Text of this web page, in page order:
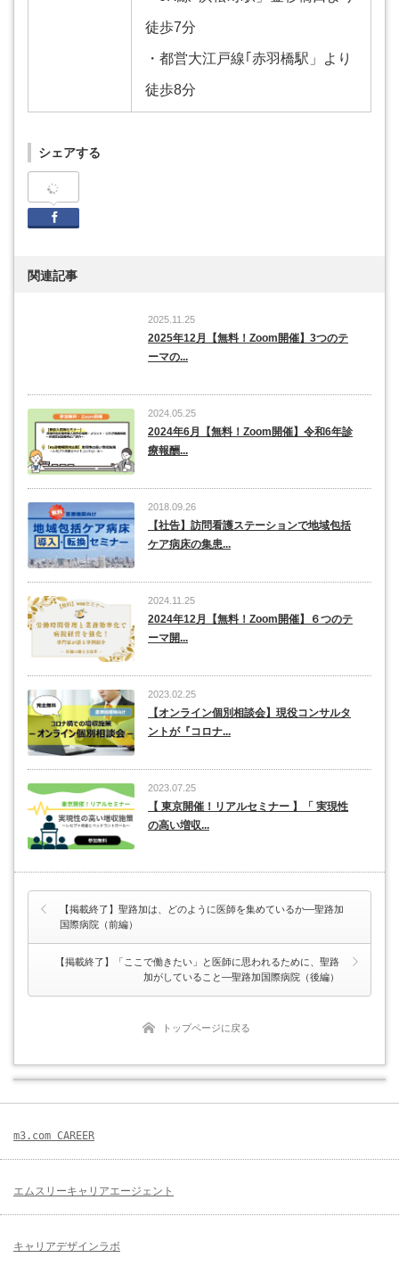
徒歩7分
・都営大江戸線｢赤羽橋駅」より
徒歩8分
シェアする
関連記事
2025.11.25
2025年12月【無料！Zoom開催】3つのテ
ーマの...
2024.05.25
2024年6月【無料！Zoom開催】令和6年診
療報酬...
2018.09.26
【社告】訪問看護ステーションで地域包括
ケア病床の集患...
2024.11.25
2024年12月【無料！Zoom開催】６つのテ
ーマ開...
2023.02.25
【オンライン個別相談会】現役コンサルタ
ントが『コロナ...
2023.07.25
【 東京開催！リアルセミナー 】「 実現性
の高い増収...
【掲載終了】聖路加は、どのように医師を集めているか―聖路加
国際病院（前編）
【掲載終了】「ここで働きたい」と医師に思われるために、聖路
加がしていること―聖路加国際病院（後編）
トップページに戻る
m3.com CAREER
エムスリーキャリアエージェント
キャリアデザインラボ